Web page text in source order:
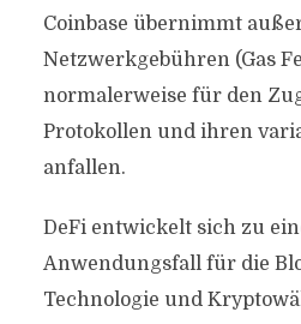
Coinbase übernimmt
Netzwerkgebühren (Gas
normalerweise für den
Protokollen und ihren
anfallen.
DeFi entwickelt sich zu
Anwendungsfall für die
Technologie und